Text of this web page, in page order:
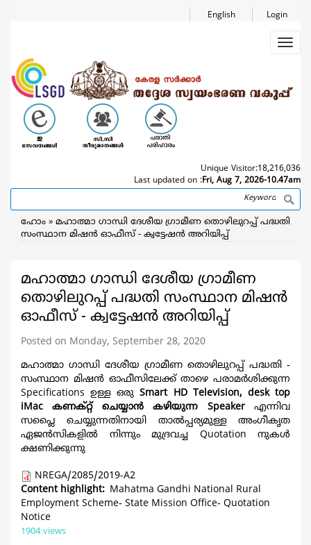
Login
English
Unique Visitor:18,216,036
Last updated on :Fri, Aug 7, 2026-10.47am
Search
Breadcrumb
ഹോം
മഹാത്മാ ഗാന്ധി ദേശീയ ഗ്രാമീണ തൊഴിലുറപ്പ് പദ്ധതി
സംസ്ഥാന മിഷന്‍ ഓഫീസ് - ക്വട്ടേഷന്‍ അറിയിപ്പ്
മഹാത്മാ ഗാന്ധി ദേശീയ ഗ്രാമീണ
തൊഴിലുറപ്പ് പദ്ധതി സംസ്ഥാന മിഷന്‍
ഓഫീസ് - ക്വട്ടേഷന്‍ അറിയിപ്പ്
Posted on Monday, September 28, 2020
മഹാത്മാ ഗാന്ധി ദേശീയ ഗ്രാമീണ തൊഴിലുറപ്പ് പദ്ധതി -
സംസ്ഥാന മിഷന്‍ ഓഫീസിലേക്ക് താഴെ പരാമര്‍ശിക്കുന്ന
Specifications ഉള്ള ഒരുSmart HD Television, desk top
iMac കണക്റ്റ് ചെയ്യാന്‍ കഴിയുന്ന Speaker എന്നിവ
സപ്ലൈ ചെയ്യുന്നതിനായി താല്‍പ്പര്യമുള്ള അംഗീകൃത
ഏജന്‍സികളില്‍ നിന്നും മുദ്രവച്ച Quotation നുകള്‍
ക്ഷണിക്കുന്നു
NREGA/2085/2019-A2
Content highlight
Mahatma Gandhi National Rural
Employment Scheme- State Mission Office- Quotation
Notice
1904 views